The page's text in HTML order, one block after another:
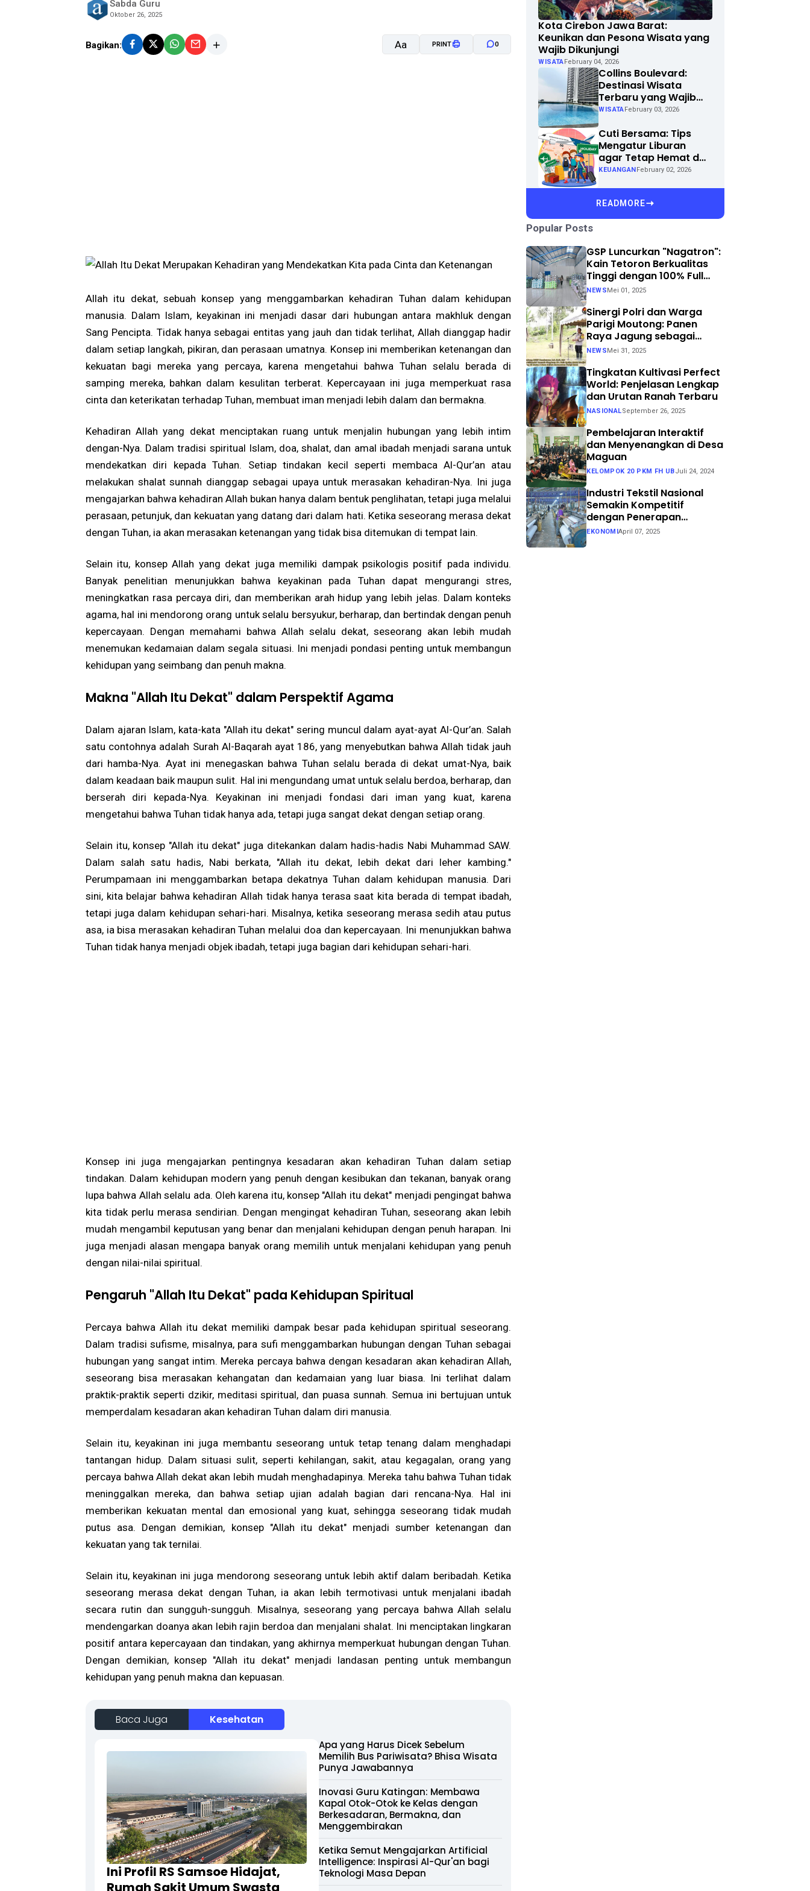
Sabda Guru
Oktober 26, 2025
Bagikan: Aa PRINT 0
Allah itu dekat, sebuah konsep yang menggambarkan kehadiran Tuhan dalam kehidupan
manusia. Dalam Islam, keyakinan ini menjadi dasar dari hubungan antara makhluk dengan
Sang Pencipta. Tidak hanya sebagai entitas yang jauh dan tidak terlihat, Allah dianggap hadir
dalam setiap langkah, pikiran, dan perasaan umatnya. Konsep ini memberikan ketenangan dan
kekuatan bagi mereka yang percaya, karena mengetahui bahwa Tuhan selalu berada di
samping mereka, bahkan dalam kesulitan terberat. Kepercayaan ini juga memperkuat rasa
cinta dan keterikatan terhadap Tuhan, membuat iman menjadi lebih dalam dan bermakna.
Kehadiran Allah yang dekat menciptakan ruang untuk menjalin hubungan yang lebih intim
dengan-Nya. Dalam tradisi spiritual Islam, doa, shalat, dan amal ibadah menjadi sarana untuk
mendekatkan diri kepada Tuhan. Setiap tindakan kecil seperti membaca Al-Qur’an atau
melakukan shalat sunnah dianggap sebagai upaya untuk merasakan kehadiran-Nya. Ini juga
mengajarkan bahwa kehadiran Allah bukan hanya dalam bentuk penglihatan, tetapi juga melalui
perasaan, petunjuk, dan kekuatan yang datang dari dalam hati. Ketika seseorang merasa dekat
dengan Tuhan, ia akan merasakan ketenangan yang tidak bisa ditemukan di tempat lain.
Selain itu, konsep Allah yang dekat juga memiliki dampak psikologis positif pada individu.
Banyak penelitian menunjukkan bahwa keyakinan pada Tuhan dapat mengurangi stres,
meningkatkan rasa percaya diri, dan memberikan arah hidup yang lebih jelas. Dalam konteks
agama, hal ini mendorong orang untuk selalu bersyukur, berharap, dan bertindak dengan penuh
kepercayaan. Dengan memahami bahwa Allah selalu dekat, seseorang akan lebih mudah
menemukan kedamaian dalam segala situasi. Ini menjadi pondasi penting untuk membangun
kehidupan yang seimbang dan penuh makna.
Makna "Allah Itu Dekat" dalam Perspektif Agama
Dalam ajaran Islam, kata-kata "Allah itu dekat" sering muncul dalam ayat-ayat Al-Qur’an. Salah
satu contohnya adalah Surah Al-Baqarah ayat 186, yang menyebutkan bahwa Allah tidak jauh
dari hamba-Nya. Ayat ini menegaskan bahwa Tuhan selalu berada di dekat umat-Nya, baik
dalam keadaan baik maupun sulit. Hal ini mengundang umat untuk selalu berdoa, berharap, dan
berserah diri kepada-Nya. Keyakinan ini menjadi fondasi dari iman yang kuat, karena
mengetahui bahwa Tuhan tidak hanya ada, tetapi juga sangat dekat dengan setiap orang.
Selain itu, konsep "Allah itu dekat" juga ditekankan dalam hadis-hadis Nabi Muhammad SAW.
Dalam salah satu hadis, Nabi berkata, "Allah itu dekat, lebih dekat dari leher kambing."
Perumpamaan ini menggambarkan betapa dekatnya Tuhan dalam kehidupan manusia. Dari
sini, kita belajar bahwa kehadiran Allah tidak hanya terasa saat kita berada di tempat ibadah,
tetapi juga dalam kehidupan sehari-hari. Misalnya, ketika seseorang merasa sedih atau putus
asa, ia bisa merasakan kehadiran Tuhan melalui doa dan kepercayaan. Ini menunjukkan bahwa
Tuhan tidak hanya menjadi objek ibadah, tetapi juga bagian dari kehidupan sehari-hari.
Konsep ini juga mengajarkan pentingnya kesadaran akan kehadiran Tuhan dalam setiap
tindakan. Dalam kehidupan modern yang penuh dengan kesibukan dan tekanan, banyak orang
lupa bahwa Allah selalu ada. Oleh karena itu, konsep "Allah itu dekat" menjadi pengingat bahwa
kita tidak perlu merasa sendirian. Dengan mengingat kehadiran Tuhan, seseorang akan lebih
mudah mengambil keputusan yang benar dan menjalani kehidupan dengan penuh harapan. Ini
juga menjadi alasan mengapa banyak orang memilih untuk menjalani kehidupan yang penuh
dengan nilai-nilai spiritual.
Pengaruh "Allah Itu Dekat" pada Kehidupan Spiritual
Percaya bahwa Allah itu dekat memiliki dampak besar pada kehidupan spiritual seseorang.
Dalam tradisi sufisme, misalnya, para sufi menggambarkan hubungan dengan Tuhan sebagai
hubungan yang sangat intim. Mereka percaya bahwa dengan kesadaran akan kehadiran Allah,
seseorang bisa merasakan kehangatan dan kedamaian yang luar biasa. Ini terlihat dalam
praktik-praktik seperti dzikir, meditasi spiritual, dan puasa sunnah. Semua ini bertujuan untuk
memperdalam kesadaran akan kehadiran Tuhan dalam diri manusia.
Selain itu, keyakinan ini juga membantu seseorang untuk tetap tenang dalam menghadapi
tantangan hidup. Dalam situasi sulit, seperti kehilangan, sakit, atau kegagalan, orang yang
percaya bahwa Allah dekat akan lebih mudah menghadapinya. Mereka tahu bahwa Tuhan tidak
meninggalkan mereka, dan bahwa setiap ujian adalah bagian dari rencana-Nya. Hal ini
memberikan kekuatan mental dan emosional yang kuat, sehingga seseorang tidak mudah
putus asa. Dengan demikian, konsep "Allah itu dekat" menjadi sumber ketenangan dan
kekuatan yang tak ternilai.
Selain itu, keyakinan ini juga mendorong seseorang untuk lebih aktif dalam beribadah. Ketika
seseorang merasa dekat dengan Tuhan, ia akan lebih termotivasi untuk menjalani ibadah
secara rutin dan sungguh-sungguh. Misalnya, seseorang yang percaya bahwa Allah selalu
mendengarkan doanya akan lebih rajin berdoa dan menjalani shalat. Ini menciptakan lingkaran
positif antara kepercayaan dan tindakan, yang akhirnya memperkuat hubungan dengan Tuhan.
Dengan demikian, konsep "Allah itu dekat" menjadi landasan penting untuk membangun
kehidupan yang penuh makna dan kepuasan.
Baca Juga Kesehatan
Ini Profil RS Samsoe Hidajat,
Rumah Sakit Umum Swasta
Apa yang Harus Dicek Sebelum
Memilih Bus Pariwisata? Bhisa Wisata
Punya Jawabannya
Inovasi Guru Katingan: Membawa
Kapal Otok-Otok ke Kelas dengan
Berkesadaran, Bermakna, dan
Menggembirakan
Ketika Semut Mengajarkan Artificial
Intelligence: Inspirasi Al-Qur'an bagi
Teknologi Masa Depan
Kota Cirebon Jawa Barat:
Keunikan dan Pesona Wisata yang
Wajib Dikunjungi
WISATA February 04, 2026
Collins Boulevard:
Destinasi Wisata
Terbaru yang Wajib
Dikunjungi di Kota
WISATA February 03, 2026
Cuti Bersama: Tips
Mengatur Liburan
agar Tetap Hemat dan
Menyenangkan
KEUANGAN February 02, 2026
READMORE
Popular Posts
GSP Luncurkan "Nagatron":
Kain Tetoron Berkualitas
Tinggi dengan 100% Full
Process
NEWS Mei 01, 2025
Sinergi Polri dan Warga
Parigi Moutong: Panen
Raya Jagung sebagai
Langkah Nyata Menuju
NEWS Mei 31, 2025
Tingkatan Kultivasi Perfect
World: Penjelasan Lengkap
dan Urutan Ranah Terbaru
NASIONALSeptember 26, 2025
Pembelajaran Interaktif
dan Menyenangkan di Desa
Maguan
KELOMPOK 20 PKM FH UBJuli 24, 2024
Industri Tekstil Nasional
Semakin Kompetitif
dengan Penerapan
Teknologi Air Jet Loom dan
EKONOMIApril 07, 2025